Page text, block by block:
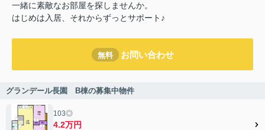
一緒に素敵なお部屋を探しませんか。
はじめは入居、それからずっとサポート♪
無料 お問い合わせ
グランデール長園 B棟の募集中物件
103◎
4.2万円